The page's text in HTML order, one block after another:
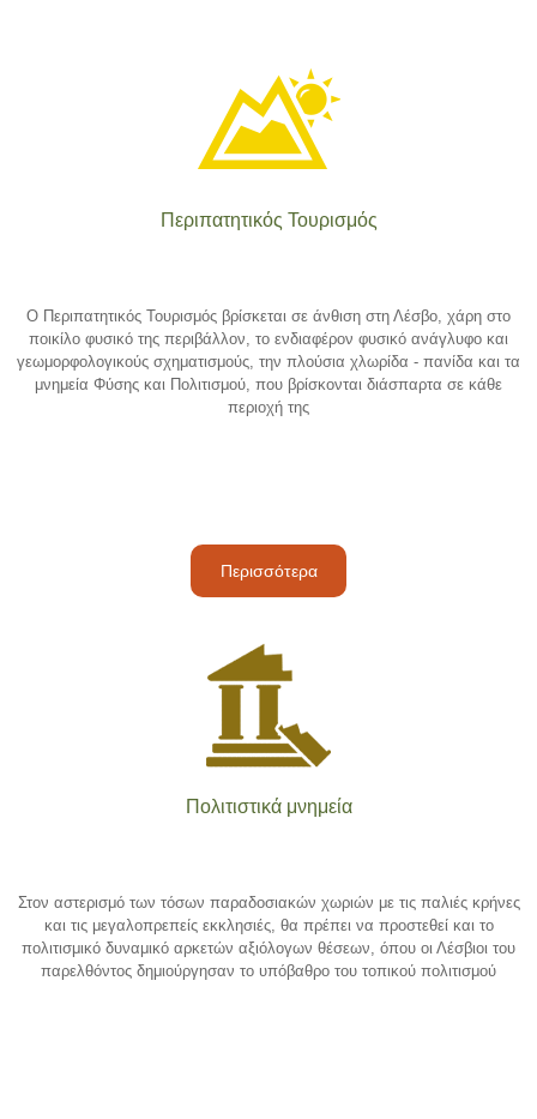
Περιπατητικός Τουρισμός
Ο Περιπατητικός Τουρισμός βρίσκεται σε άνθιση στη Λέσβο, χάρη στο
ποικίλο φυσικό της περιβάλλον, το ενδιαφέρον φυσικό ανάγλυφο και
γεωμορφολογικούς σχηματισμούς, την πλούσια χλωρίδα - πανίδα και τα
μνημεία Φύσης και Πολιτισμού, που βρίσκονται διάσπαρτα σε κάθε
περιοχή της
Περισσότερα
Πολιτιστικά μνημεία
Στον αστερισμό των τόσων παραδοσιακών χωριών με τις παλιές κρήνες
και τις μεγαλοπρεπείς εκκλησιές, θα πρέπει να προστεθεί και το
πολιτισμικό δυναμικό αρκετών αξιόλογων θέσεων, όπου οι Λέσβιοι του
παρελθόντος δημιούργησαν το υπόβαθρο του τοπικού πολιτισμού